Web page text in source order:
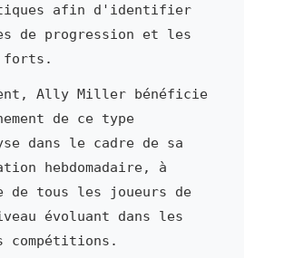
afin d'identifier
de progression et les
forts.
Ally Miller bénéficie
de ce type
dans le cadre de sa
hebdomadaire, à
de tous les joueurs de
évoluant dans les
compétitions.